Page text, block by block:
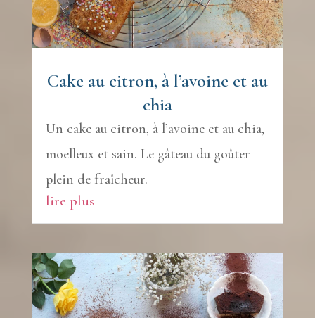
Cake au citron, à l’avoine et au
chia
Un cake au citron, à l’avoine et au chia,
moelleux et sain. Le gâteau du goûter
plein de fraîcheur.
lire plus